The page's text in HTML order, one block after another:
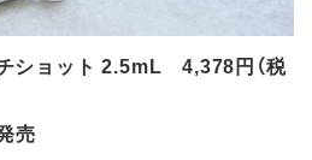
ショット 2.5mL 4,378円（税
売